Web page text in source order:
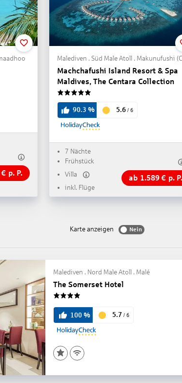
p. P.
Machchafushi Island Resort & Spa
Maldives, The Centara Collection
90.3 % 5.6/ 6
7 Nächte
Frühstück
Villa
inkl. Flüge
ab 1.589€ p. P.
Karte anzeigen Nein
Malediven . Nord Male Atoll . Malé
The Somerset Hotel
100% 5.7 / 6